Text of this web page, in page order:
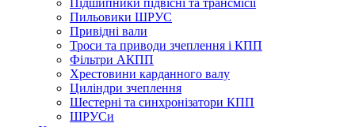
Підшипники підвісні та трансмісії
Пильовики ШРУС
Привідні вали
Троси та приводи зчеплення і КПП
Фільтри АКПП
Хрестовини карданного валу
Циліндри зчеплення
Шестерні та синхронізатори КПП
ШРУСи